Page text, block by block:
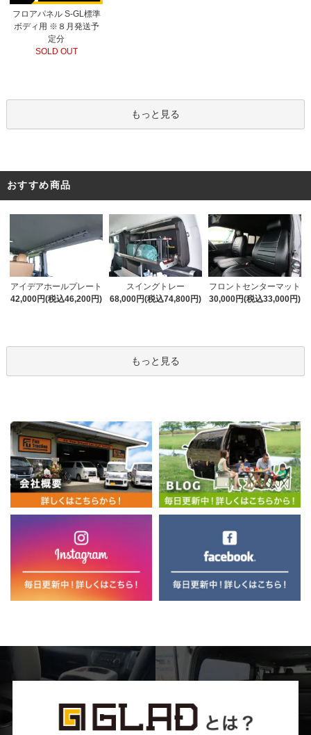
フロアパネル S-GL標準
ボディ用 ※８月発送予
定分
SOLD OUT
もっと見る
おすすめ商品
アイデアホールプレート
42,000円(税込46,200円)
スイングトレー
68,000円(税込74,800円)
フロントセンターマット
30,000円(税込33,000円)
もっと見る